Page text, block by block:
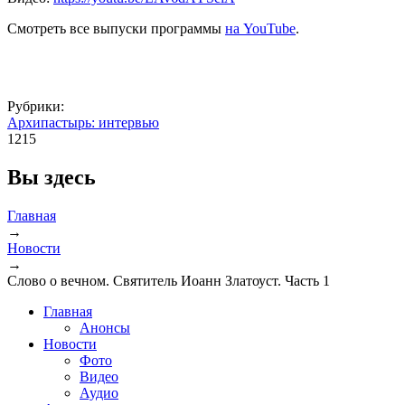
Смотреть все выпуски программы на YouTube.
Рубрики:
Архипастырь: интервью
1215
Вы здесь
Главная
→
Новости
→
Слово о вечном. Святитель Иоанн Златоуст. Часть 1
Главная
Анонсы
Новости
Фото
Видео
Аудио